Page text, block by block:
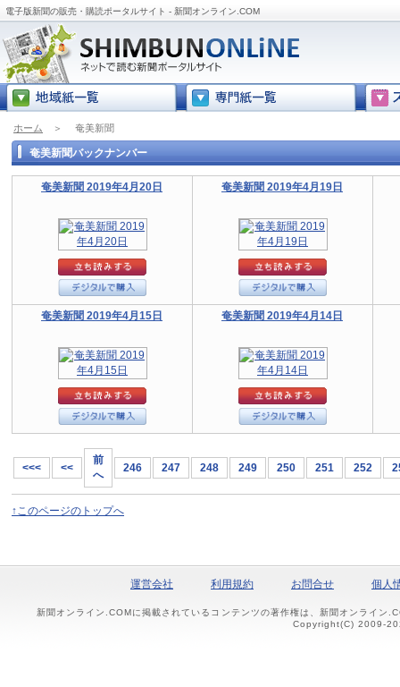
電子版新聞の販売・購読ポータルサイト - 新聞オンライン.COM
ホーム ＞ 奄美新聞
奄美新聞バックナンバー
奄美新聞 2019年4月20日 奄美新聞 2019年4月19日
奄美新聞 2019年4月15日 奄美新聞 2019年4月14日
<<< <<
前
へ
246 247 248 249 250 251 252
↑このページのトップへ
運営会社 利用規約 お問合せ 個人
新聞オンライン.COMに掲載されているコンテンツの著作権は、新聞オンライン
Copyright(C) 2009-